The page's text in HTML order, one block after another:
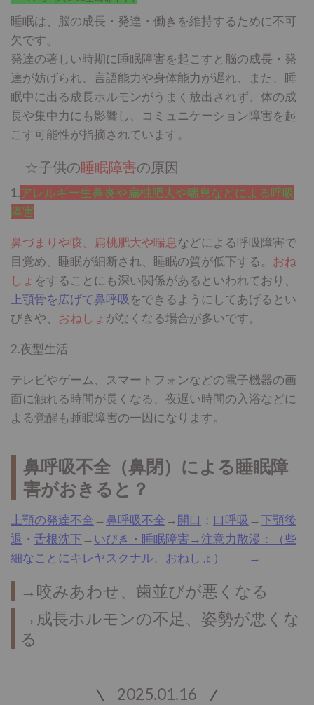
睡眠は、脳の成長・発達・働きを維持するために不可
欠です。
発達の著しい時期に睡眠障害を起こすと脳の成長・発
達が妨げられ、言語能力や身体能力が遅れ、また、睡
眠中に出る成長ホルモンがうまく放出されず、体の成
長や集中力にも影響し、コミュニケーション障害を起
こす可能性が指摘されています。
☆子供の睡眠障害の原因
1.アレルギー生鼻炎や扁桃肥大や喘息などによる呼吸
障害
鼻づまりや咳、扁桃肥大や喘息などによる呼吸障害で
目覚め、睡眠が細断され、睡眠の質が低下する。 おね
しょ をすることにも深い関係があるといわれており、
上顎骨を広げて鼻呼吸をできるようにしてあげるとい
びきや、 おねしょ がなくなる場合が多いです。
2.夜型生活
テレビやゲーム、スマートフォンなどの電子機器の画
面に触れる時間が長くなる、夜遅い時間の入浴などに
よる覚醒も睡眠障害の一因になります。
鼻呼吸不全（鼻閉）による睡眠障
害がおきると？
上顎の発達不全→鼻呼吸不全→ 開口 ； 口呼吸 →下顎後
退 ・ 舌根沈下→ いびき・睡眠障害→注意力散漫：（些
細なことにキレヤスクナル、おねしょ） →
→咬みあわせ、歯並びが悪くなる
→成長ホルモンの不足、姿勢が悪くな
る
2025.01.16